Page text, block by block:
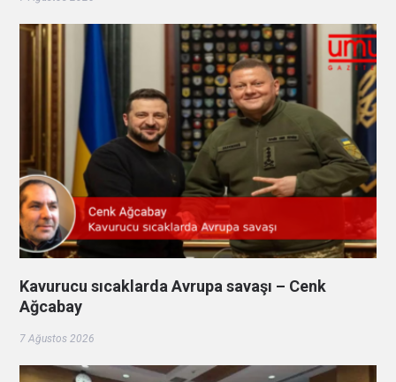
Kavurucu sıcaklarda Avrupa savaşı – Cenk
Ağcabay
7 Ağustos 2026